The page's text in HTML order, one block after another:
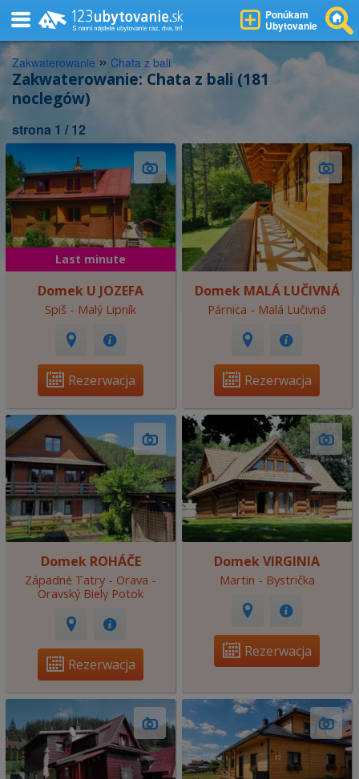
Ponúkam
Ubytovanie
Zakwaterowanie » Chata z bali
Zakwaterowanie: Chata z bali (181
noclegów)
strona 1 / 12
Last minute
Domek U JOZEFA
Spiš - Malý Lipník
Rezerwacja
Domek MALÁ LUČIVNÁ
Párnica - Malá Lučivná
Rezerwacja
Domek ROHÁČE
Západné Tatry - Orava -
Oravský Biely Potok
Rezerwacja
Domek VIRGINIA
Martin - Bystrička
Rezerwacja